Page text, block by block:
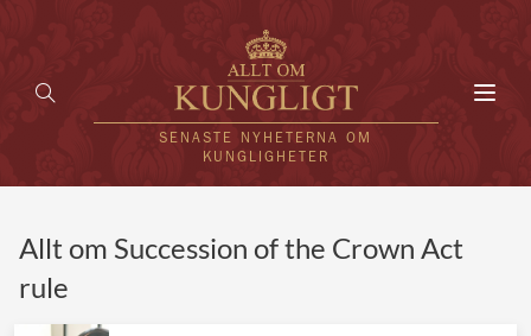
SENASTE NYHETERNA OM
KUNGLIGHETER
Allt om Succession of the Crown Act
rule